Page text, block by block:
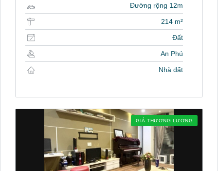
Đường rộng 12m
214 m²
Đất
An Phú
Nhà đất
GIÁ THƯƠNG LƯỢNG